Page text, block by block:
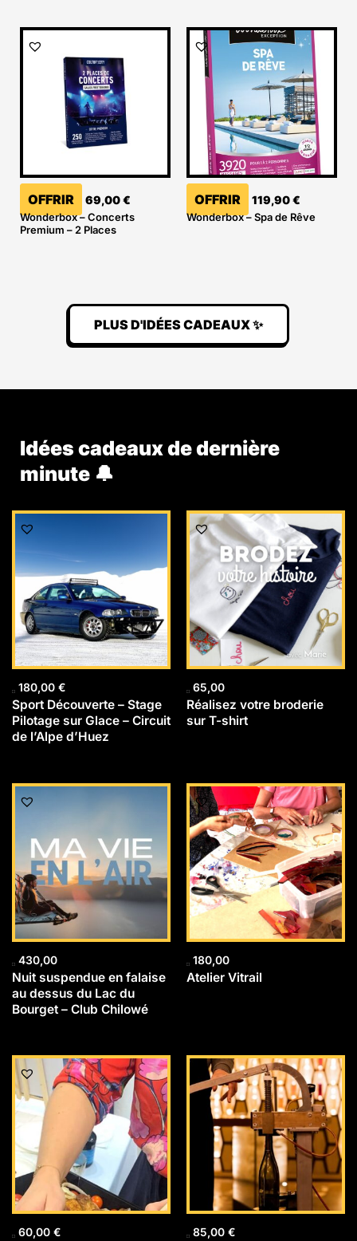
OFFRIR 69,00€
Wonderbox – Concerts
Premium – 2 Places
OFFRIR 119,90€
Wonderbox – Spa de Rêve
PLUS D'IDÉES CADEAUX ✨
Idées cadeaux de dernière
minute 🔔
180,00 €
Sport Découverte – Stage
Pilotage sur Glace – Circuit
de l’Alpe d’Huez
65,00
Réalisez votre broderie
sur T-shirt
430,00
Nuit suspendue en falaise
au dessus du Lac du
Bourget – Club Chilowé
180,00
Atelier Vitrail
60,00 € 85,00 €